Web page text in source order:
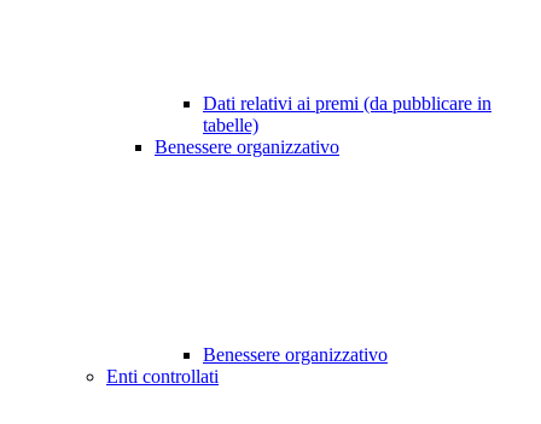
Dati relativi ai premi (da pubblicare in
tabelle)
Benessere organizzativo
Benessere organizzativo
Enti controllati